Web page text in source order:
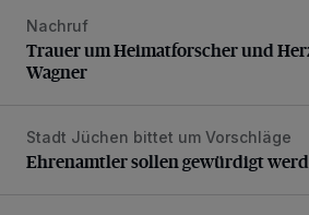
Trauer um Heimatforscher und
Nachruf
Trauer um Heimatforscher und
Wagner
Ehrenamtler sollen gewürdigt werden
Stadt Jüchen bittet um Vorschläge
Ehrenamtler sollen gewürdigt